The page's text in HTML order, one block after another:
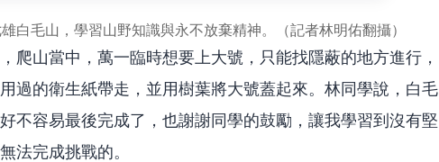
白毛山，學習山野知識與永不放棄精神。（記者林明佑翻攝）
爬山當中，萬一臨時想要上大號，只能找隱蔽的地方進行，
過的衛生紙帶走，並用樹葉將大號蓋起來。林同學說，白毛
不容易最後完成了，也謝謝同學的鼓勵，讓我學習到沒有堅
法完成挑戰的。